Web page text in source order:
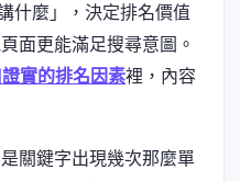
什麼」，決定排名價值
面更能滿足搜尋意圖。
實的排名因素裡，內容
關鍵字出現幾次那麼單